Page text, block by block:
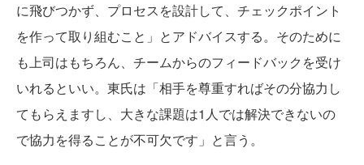
に飛びつかず、プロセスを設計して、チェックポイント
を作って取り組むこと」とアドバイスする。そのために
も上司はもちろん、チームからのフィードバックを受け
いれるといい。東氏は「相手を尊重すればその分協力し
てもらえますし、大きな課題は1人では解決できないの
で協力を得ることが不可欠です」と言う。